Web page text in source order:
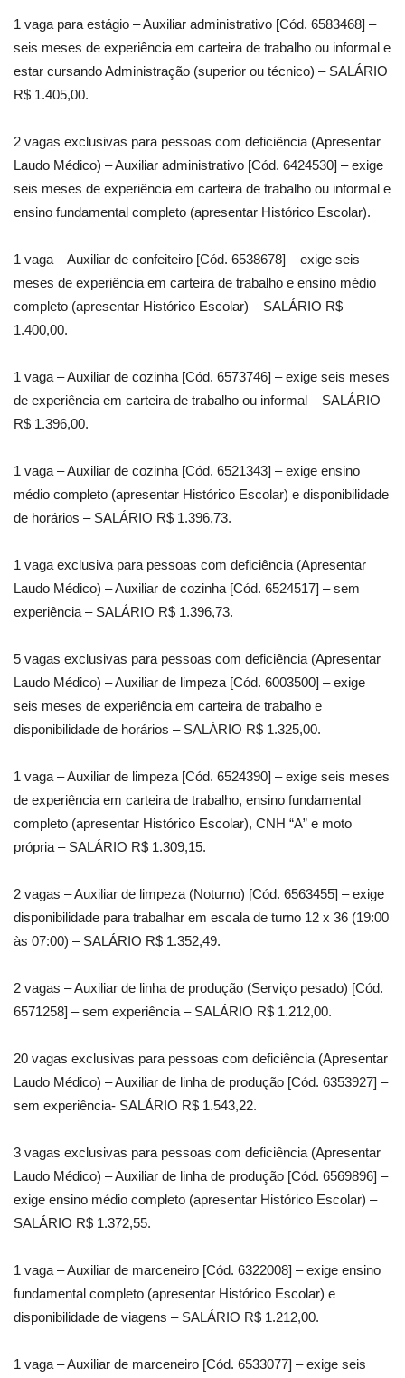
1 vaga para estágio – Auxiliar administrativo [Cód. 6583468] –
seis meses de experiência em carteira de trabalho ou informal e
estar cursando Administração (superior ou técnico) – SALÁRIO
R$ 1.405,00.
2 vagas exclusivas para pessoas com deficiência (Apresentar
Laudo Médico) – Auxiliar administrativo [Cód. 6424530] – exige
seis meses de experiência em carteira de trabalho ou informal e
ensino fundamental completo (apresentar Histórico Escolar).
1 vaga – Auxiliar de confeiteiro [Cód. 6538678] – exige seis
meses de experiência em carteira de trabalho e ensino médio
completo (apresentar Histórico Escolar) – SALÁRIO R$
1.400,00.
1 vaga – Auxiliar de cozinha [Cód. 6573746] – exige seis meses
de experiência em carteira de trabalho ou informal – SALÁRIO
R$ 1.396,00.
1 vaga – Auxiliar de cozinha [Cód. 6521343] – exige ensino
médio completo (apresentar Histórico Escolar) e disponibilidade
de horários – SALÁRIO R$ 1.396,73.
1 vaga exclusiva para pessoas com deficiência (Apresentar
Laudo Médico) – Auxiliar de cozinha [Cód. 6524517] – sem
experiência – SALÁRIO R$ 1.396,73.
5 vagas exclusivas para pessoas com deficiência (Apresentar
Laudo Médico) – Auxiliar de limpeza [Cód. 6003500] – exige
seis meses de experiência em carteira de trabalho e
disponibilidade de horários – SALÁRIO R$ 1.325,00.
1 vaga – Auxiliar de limpeza [Cód. 6524390] – exige seis meses
de experiência em carteira de trabalho, ensino fundamental
completo (apresentar Histórico Escolar), CNH “A” e moto
própria – SALÁRIO R$ 1.309,15.
2 vagas – Auxiliar de limpeza (Noturno) [Cód. 6563455] – exige
disponibilidade para trabalhar em escala de turno 12 x 36 (19:00
às 07:00) – SALÁRIO R$ 1.352,49.
2 vagas – Auxiliar de linha de produção (Serviço pesado) [Cód.
6571258] – sem experiência – SALÁRIO R$ 1.212,00.
20 vagas exclusivas para pessoas com deficiência (Apresentar
Laudo Médico) – Auxiliar de linha de produção [Cód. 6353927] –
sem experiência- SALÁRIO R$ 1.543,22.
3 vagas exclusivas para pessoas com deficiência (Apresentar
Laudo Médico) – Auxiliar de linha de produção [Cód. 6569896] –
exige ensino médio completo (apresentar Histórico Escolar) –
SALÁRIO R$ 1.372,55.
1 vaga – Auxiliar de marceneiro [Cód. 6322008] – exige ensino
fundamental completo (apresentar Histórico Escolar) e
disponibilidade de viagens – SALÁRIO R$ 1.212,00.
1 vaga – Auxiliar de marceneiro [Cód. 6533077] – exige seis